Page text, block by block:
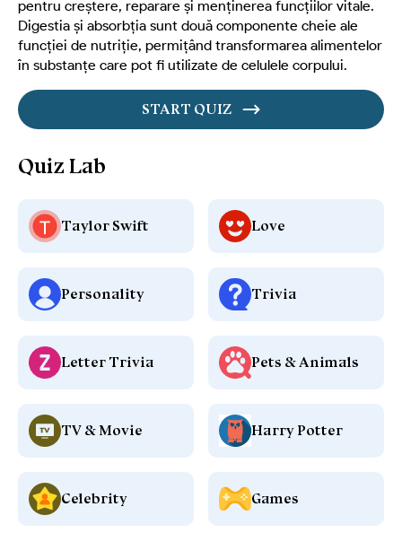
pentru creștere, reparare și menținerea funcțiilor vitale.
Digestia și absorbția sunt două componente cheie ale
funcției de nutriție, permițând transformarea alimentelor
în substanțe care pot fi utilizate de celulele corpului.
START QUIZ
Quiz Lab
Taylor Swift Love
Personality Trivia
Letter Trivia Pets & Animals
TV & Movie Harry Potter
Celebrity Games